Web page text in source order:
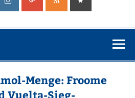
Menge: Froome
Vuelta-Sieg-